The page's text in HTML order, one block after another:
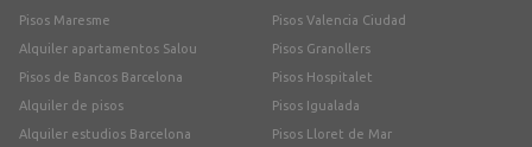
Pisos Maresme
Alquiler apartamentos Salou
Pisos de Bancos Barcelona
Alquiler de pisos
Alquiler estudios Barcelona
Pisos Valencia Ciudad
Pisos Granollers
Pisos Hospitalet
Pisos Igualada
Pisos Lloret de Mar